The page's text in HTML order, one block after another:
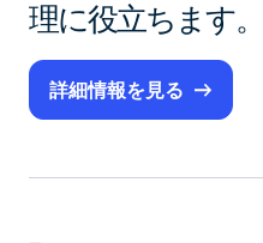
理に役立ちます。
詳細情報を見る